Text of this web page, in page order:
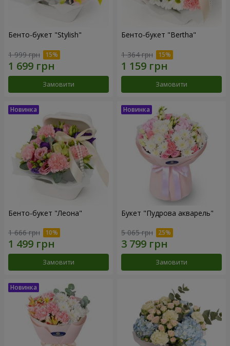
Бенто-букет "Stylish"
1 999 грн
Замовити
Бенто-букет "Bertha"
1 364 грн
Замовити
Бенто-букет "Леона"
1 666 грн
Замовити
Букет "Пудрова акварель"
5 065 грн
Замовити